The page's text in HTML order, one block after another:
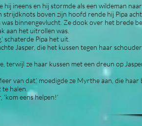
ineens en hij stormde als een wildeman naar
strijdknots boven zijn hoofd rende hij Pipa
was binnengevlucht. Ze dook over het brede
aan het uitrollen was.
Pipa het uit.
Jasper, die het kussen tegen haar schouder
ze haar kussen met een dreun op
van dat,’ moedigde ze Myrthe aan, die haar
halen.
eens helpen!’